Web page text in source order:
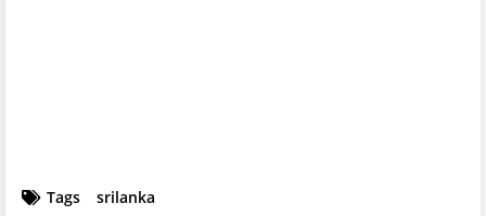
Tags srilanka